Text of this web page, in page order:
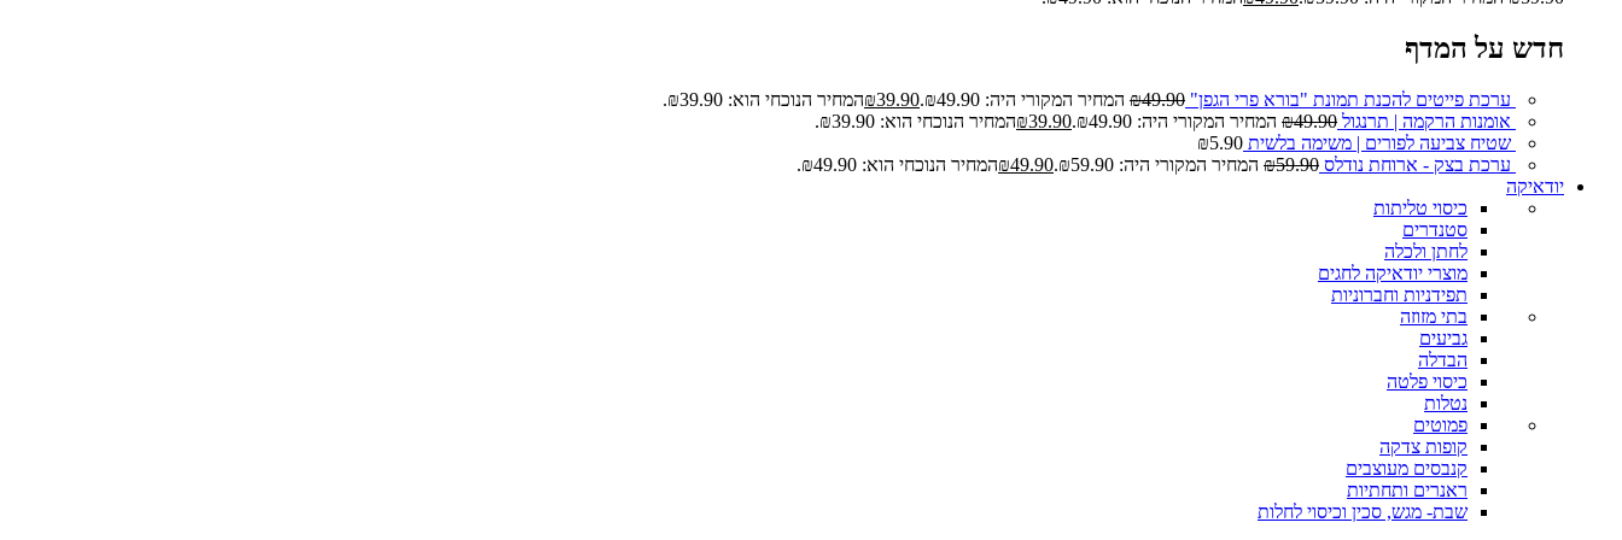
חדש על המדף
ערכת פייטים להכנת תמונת "בורא פרי הגפן" ₪49.90 המחיר המקורי היה: ₪49.90. ₪39.90
המחיר הנוכחי הוא: ₪39.90.
אומנות הרקמה | תרנגול
₪49.90 המחיר המקורי היה: ₪49.90. ₪39.90
המחיר הנוכחי הוא: ₪39.90.
שטיח צביעה לפורים | משימה בלשית
₪5.90
ערכת בצק - ארוחת נודלס
₪59.90 המחיר המקורי היה: ₪59.90. ₪49.90
המחיר הנוכחי הוא: ₪49.90.
יודאיקה
כיסוי טליתות
סטנדרים
לחתן ולכלה
מוצרי יודאיקה לחגים
תפידניות וחברוניות
בתי מזוזה
גביעים
הבדלה
כיסוי פלטה
נטלות
פמוטים
קופות צדקה
קנבסים מעוצבים
ראנרים ותחתיות
שבת- מגש, סכין וכיסוי לחלות